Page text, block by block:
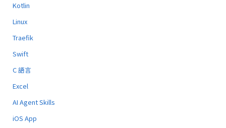
Kotlin
Linux
Traefik
Swift
C 語言
Excel
AI Agent Skills
iOS App